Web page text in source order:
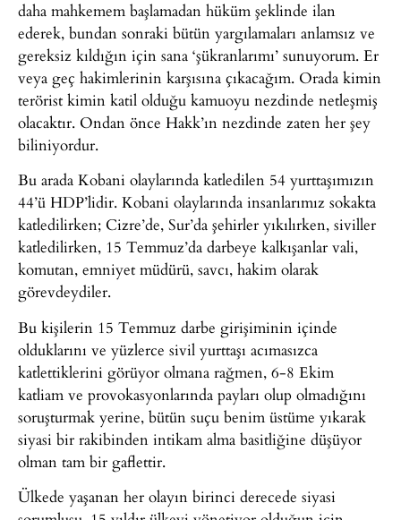
daha mahkemem başlamadan hüküm şeklinde ilan
ederek, bundan sonraki bütün yargılamaları anlamsız ve
gereksiz kıldığın için sana ‘şükranlarımı’ sunuyorum. Er
veya geç hakimlerinin karşısına çıkacağım. Orada kimin
terörist kimin katil olduğu kamuoyu nezdinde netleşmiş
olacaktır. Ondan önce Hakk’ın nezdinde zaten her şey
biliniyordur.
Bu arada Kobani olaylarında katledilen 54 yurttaşımızın
44’ü HDP’lidir. Kobani olaylarında insanlarımız sokakta
katledilirken; Cizre’de, Sur’da şehirler yıkılırken, siviller
katledilirken, 15 Temmuz’da darbeye kalkışanlar vali,
komutan, emniyet müdürü, savcı, hakim olarak
görevdeydiler.
Bu kişilerin 15 Temmuz darbe girişiminin içinde
olduklarını ve yüzlerce sivil yurttaşı acımasızca
katlettiklerini görüyor olmana rağmen, 6-8 Ekim
katliam ve provokasyonlarında payları olup olmadığını
soruşturmak yerine, bütün suçu benim üstüme yıkarak
siyasi bir rakibinden intikam alma basitliğine düşüyor
olman tam bir gaflettir.
Ülkede yaşanan her olayın birinci derecede siyasi